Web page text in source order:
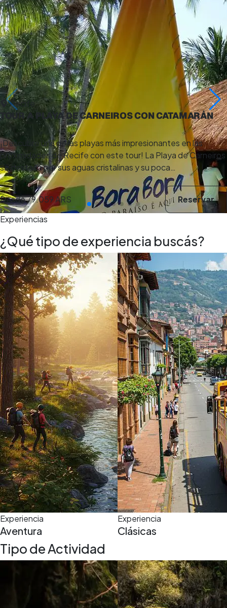
5,0(5)
6 h
Recife
TOUR A PLAYA DE CARNEIROS CON CATAMARÁN
¡Descubre una de las playas más impresionantes en las
proximidades de Recife con este tour! La Playa de Carneiros
se destaca por sus aguas cristalinas y su poca…
Desde79.059 ARS
Reservar
Experiencias
¿Qué tipo de experiencia buscás?
Experiencia
Aventura
Experiencia
Clásicas
Tipo de Actividad